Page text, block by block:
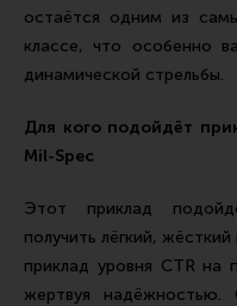
остаётся одним из
классе, что особенно
динамической стрельбы.
Для кого подойдёт
Mil-Spec
Этот приклад
получить лёгкий,
приклад уровня CTR на
жертвуя